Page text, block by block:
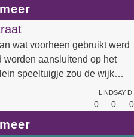
wat voorheen gebruikt werd
worden aansluitend op het
speeltuigje zou de wijk
Lindsay D.
0 0 0